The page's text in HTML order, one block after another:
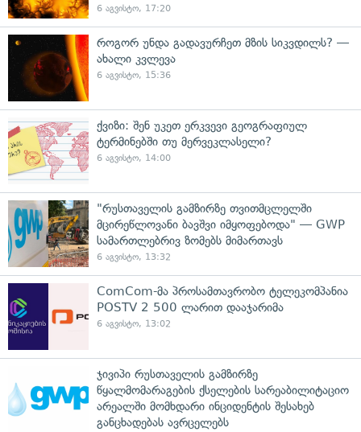
6 აგვისტო, 17:20
როგორ უნდა გადავურჩეთ მზის სიკვდილს? —
ახალი კვლევა
6 აგვისტო, 15:36
ქვიზი: შენ უკეთ ერკვევი გეოგრაფიულ
ტერმინებში თუ მერვეკლასელი?
6 აგვისტო, 14:00
"რუსთაველის გამზირზე თვითმცლელში
მცირეწლოვანი ბავშვი იმყოფებოდა" — GWP
სამართლებრივ ზომებს მიმართავს
6 აგვისტო, 13:32
ComCom-მა პროსამთავრობო ტელეკომპანია
POSTV 2 500 ლარით დააჯარიმა
6 აგვისტო, 13:02
ჯივიპი რუსთაველის გამზირზე
წყალმომარაგების ქსელების სარეაბილიტაციო
არეალში მომხდარი ინციდენტის შესახებ
განცხადებას ავრცელებს